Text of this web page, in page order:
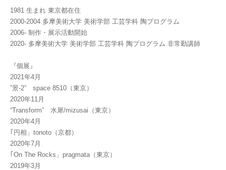
1981 生まれ 東京都在住
2000-2004 多摩美術大学 美術学部 工芸学科 陶プログラム
2006- 制作・展示活動開始
2020- 多摩美術大学 美術学部 工芸学科 陶プログラム 非常勤講師
『個展』
2021年4月
”景-2” space 8510（東京）
2020年11月
“Transform” 水犀/mizusai（東京）
2020年4月
｢円相」tonoto（京都）
2020年7月
｢On The Rocks」pragmata（東京）
2019年3月